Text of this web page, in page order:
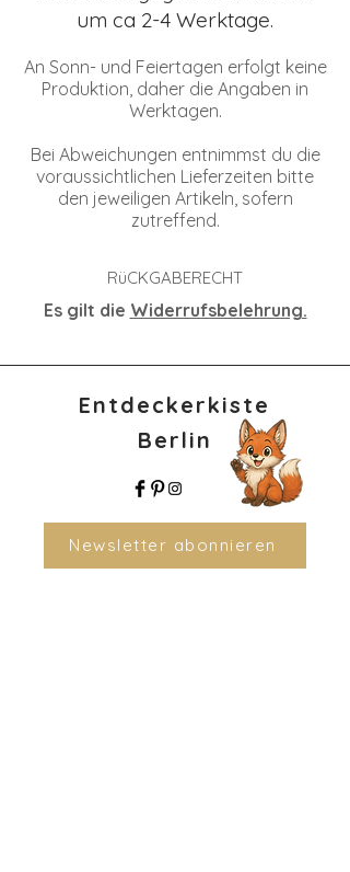
um ca 2-4 Werktage.
An Sonn- und Feiertagen erfolgt keine
Produktion, daher die Angaben in
Werktagen.
Bei Abweichungen entnimmst du die
voraussichtlichen Lieferzeiten bitte
den jeweiligen Artikeln, sofern
zutreffend.
RüCKGABERECHT
Es gilt die Widerrufsbelehrung.
Entdeckerkiste
Berlin
Newsletter abonnieren